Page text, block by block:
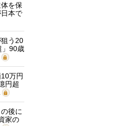
を保
本で
狙う20
」90歳
万円
円超
後に
家の